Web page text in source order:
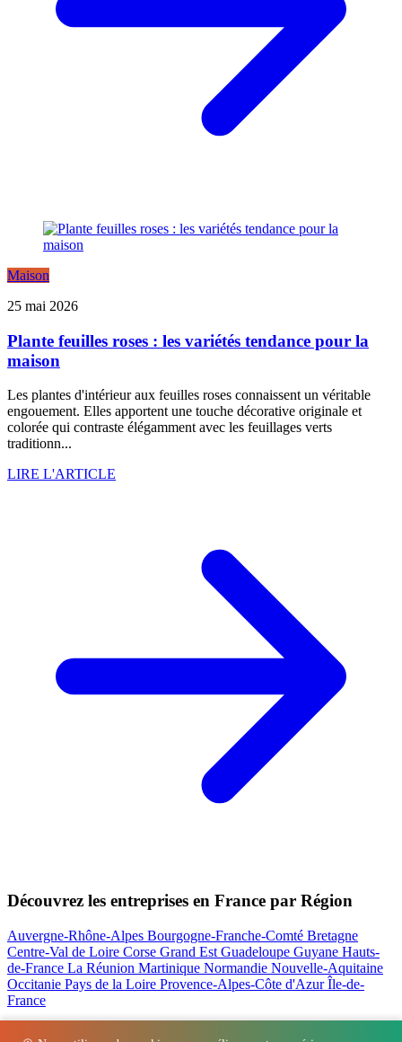
Maison
25 mai 2026
Plante feuilles roses : les variétés tendance pour la
maison
Les plantes d'intérieur aux feuilles roses connaissent un véritable
engouement. Elles apportent une touche décorative originale et
colorée qui contraste élégamment avec les feuillages verts
traditionn...
LIRE L'ARTICLE
Découvrez les entreprises en France par Région
Auvergne-Rhône-Alpes Bourgogne-Franche-Comté Bretagne
Centre-Val de Loire Corse Grand Est Guadeloupe Guyane Hauts-
de-France La Réunion Martinique Normandie Nouvelle-Aquitaine
Occitanie Pays de la Loire Provence-Alpes-Côte d'AzurÎle-de-
France
Nos actualités les plus consultées